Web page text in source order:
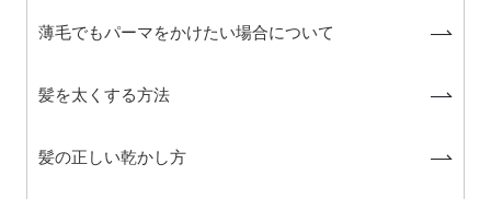
薄毛でもパーマをかけたい場合について
髪を太くする方法
髪の正しい乾かし方